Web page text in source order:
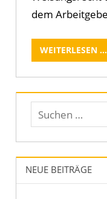
dem
WEITERLESEN ...
NEUE BEITRÄGE